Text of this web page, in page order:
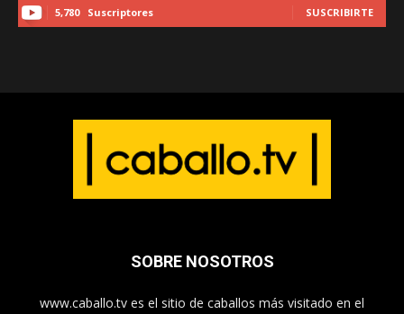
5,780 Suscriptores SUSCRIBIRTE
SOBRE NOSOTROS
www.caballo.tv es el sitio de caballos más visitado en el